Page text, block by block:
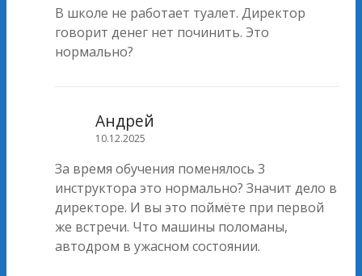
В школе не работает туалет. Директор
говорит денег нет починить. Это
нормально?
Андрей
10.12.2025
За время обучения поменялось 3
инструктора это нормально? Значит дело в
директоре. И вы это поймёте при первой
же встречи. Что машины поломаны,
автодром в ужасном состоянии.